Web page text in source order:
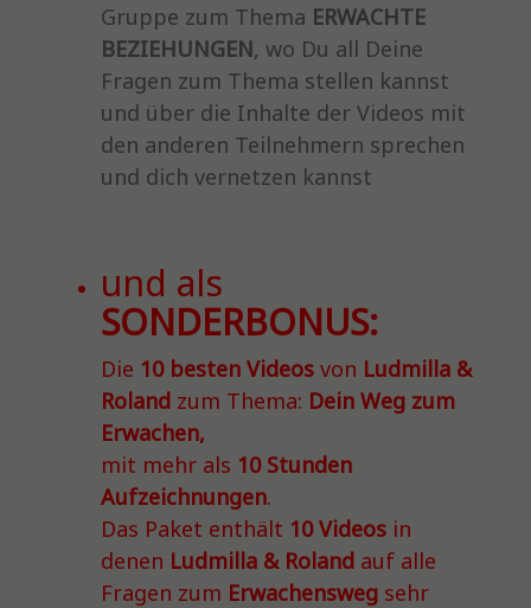
Gruppe zum Thema ERWACHTE
BEZIEHUNGEN, wo Du all Deine
Fragen zum Thema stellen kannst
und über die Inhalte der Videos mit
den anderen Teilnehmern sprechen
und dich vernetzen kannst
und als
SONDERBONUS:
Die 10 besten Videos von Ludmilla &
Roland zum Thema: Dein Weg zum
Erwachen,
mit mehr als 10 Stunden
Aufzeichnungen.
Das Paket enthält 10 Videos in
denen Ludmilla & Roland auf alle
Fragen zum Erwachensweg sehr